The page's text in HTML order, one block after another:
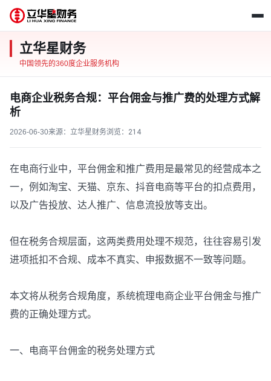
立华星财务
中国领先的360度企业服务机构
电商企业税务合规：平台佣金与推广费的处理方式解
析
2026-06-30来源：立华星财务浏览： 214
在电商行业中，平台佣金和推广费用是最常见的经营成本之
一，例如淘宝、天猫、京东、抖音电商等平台的扣点费用，
以及广告投放、达人推广、信息流投放等支出。
但在税务合规层面，这两类费用处理不规范，往往容易引发
进项抵扣不合规、成本不真实、申报数据不一致等问题。
本文将从税务合规角度，系统梳理电商企业平台佣金与推广
费的正确处理方式。
一、电商平台佣金的税务处理方式